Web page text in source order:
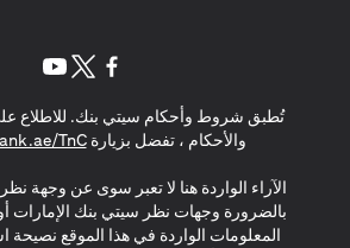
تُطبق شروط وأحكام سيتي بنك. للاطلاع
والأحكام ، تفضل بزيارةTnC
الآراء الواردة هنا لا تعبر سوى عن وجهة
بالضرورة وجهات نظر سيتي بنك الإمارات
المعلومات الواردة في هذا الموقع نصيحة